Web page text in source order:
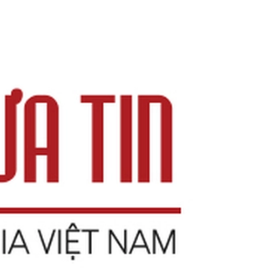
nghiệp
Tiêu dùng và dư
luận
Công nghệ